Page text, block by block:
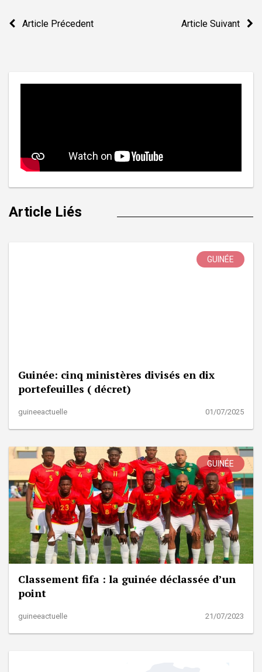
Navigation
Article Précedent Article Suivant
Article Liés
GUINÉE
Guinée: cinq ministères divisés en dix
portefeuilles ( décret)
guineeactuelle 01/07/2025
GUINÉE
Classement fifa : la guinée déclassée d’un
point
guineeactuelle 21/07/2023